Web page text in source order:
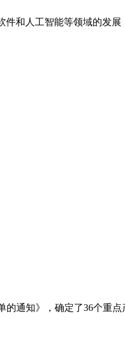
件和人工智能等领域的发
通知》，确定了36个重